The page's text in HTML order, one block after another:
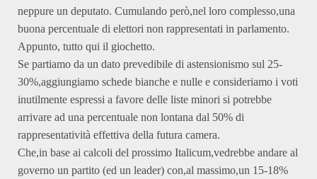
neppure un deputato. Cumulando però,nel loro complesso,una
buona percentuale di elettori non rappresentati in parlamento.
Appunto, tutto qui il giochetto.
Se partiamo da un dato prevedibile di astensionismo sul 25-
30%,aggiungiamo schede bianche e nulle e consideriamo i voti
inutilmente espressi a favore delle liste minori si potrebbe
arrivare ad una percentuale non lontana dal 50% di
rappresentatività effettiva della futura camera.
Che,in base ai calcoli del prossimo Italicum,vedrebbe andare al
governo un partito (ed un leader) con,al massimo,un 15-18%